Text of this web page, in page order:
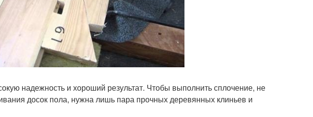
надежность и хороший результат. Чтобы выполнить сплочение, не
досок пола, нужна лишь пара прочных деревянных клиньев и